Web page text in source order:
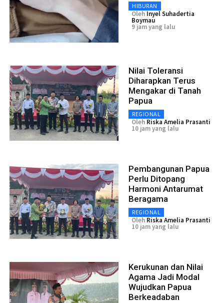
HIBURAN
Oleh Inyel Suhadertia
Boymau
9 jam yang lalu
Nilai Toleransi
Diharapkan Terus
Mengakar di Tanah
Papua
REGIONAL
Oleh Riska Amelia Prasanti
10 jam yang lalu
Pembangunan Papua
Perlu Ditopang
Harmoni Antarumat
Beragama
REGIONAL
Oleh Riska Amelia Prasanti
10 jam yang lalu
Kerukunan dan Nilai
Agama Jadi Modal
Wujudkan Papua
Berkeadaban